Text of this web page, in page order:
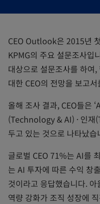
CEO Outlook은 2015년
KPMG의 주요 설문조사입
대상으로 설문조사를 하여
대한 CEO의 전망을 보고
올해 조사 결과, CEO들은
(Technology & AI) · 인재
두고 있는 것으로 나타났습
글로벌 CEO 71%는 AI를
는 AI 투자에 따른 수익 창
것이라고 응답했습니다.
역량 강화가 조직 성장에